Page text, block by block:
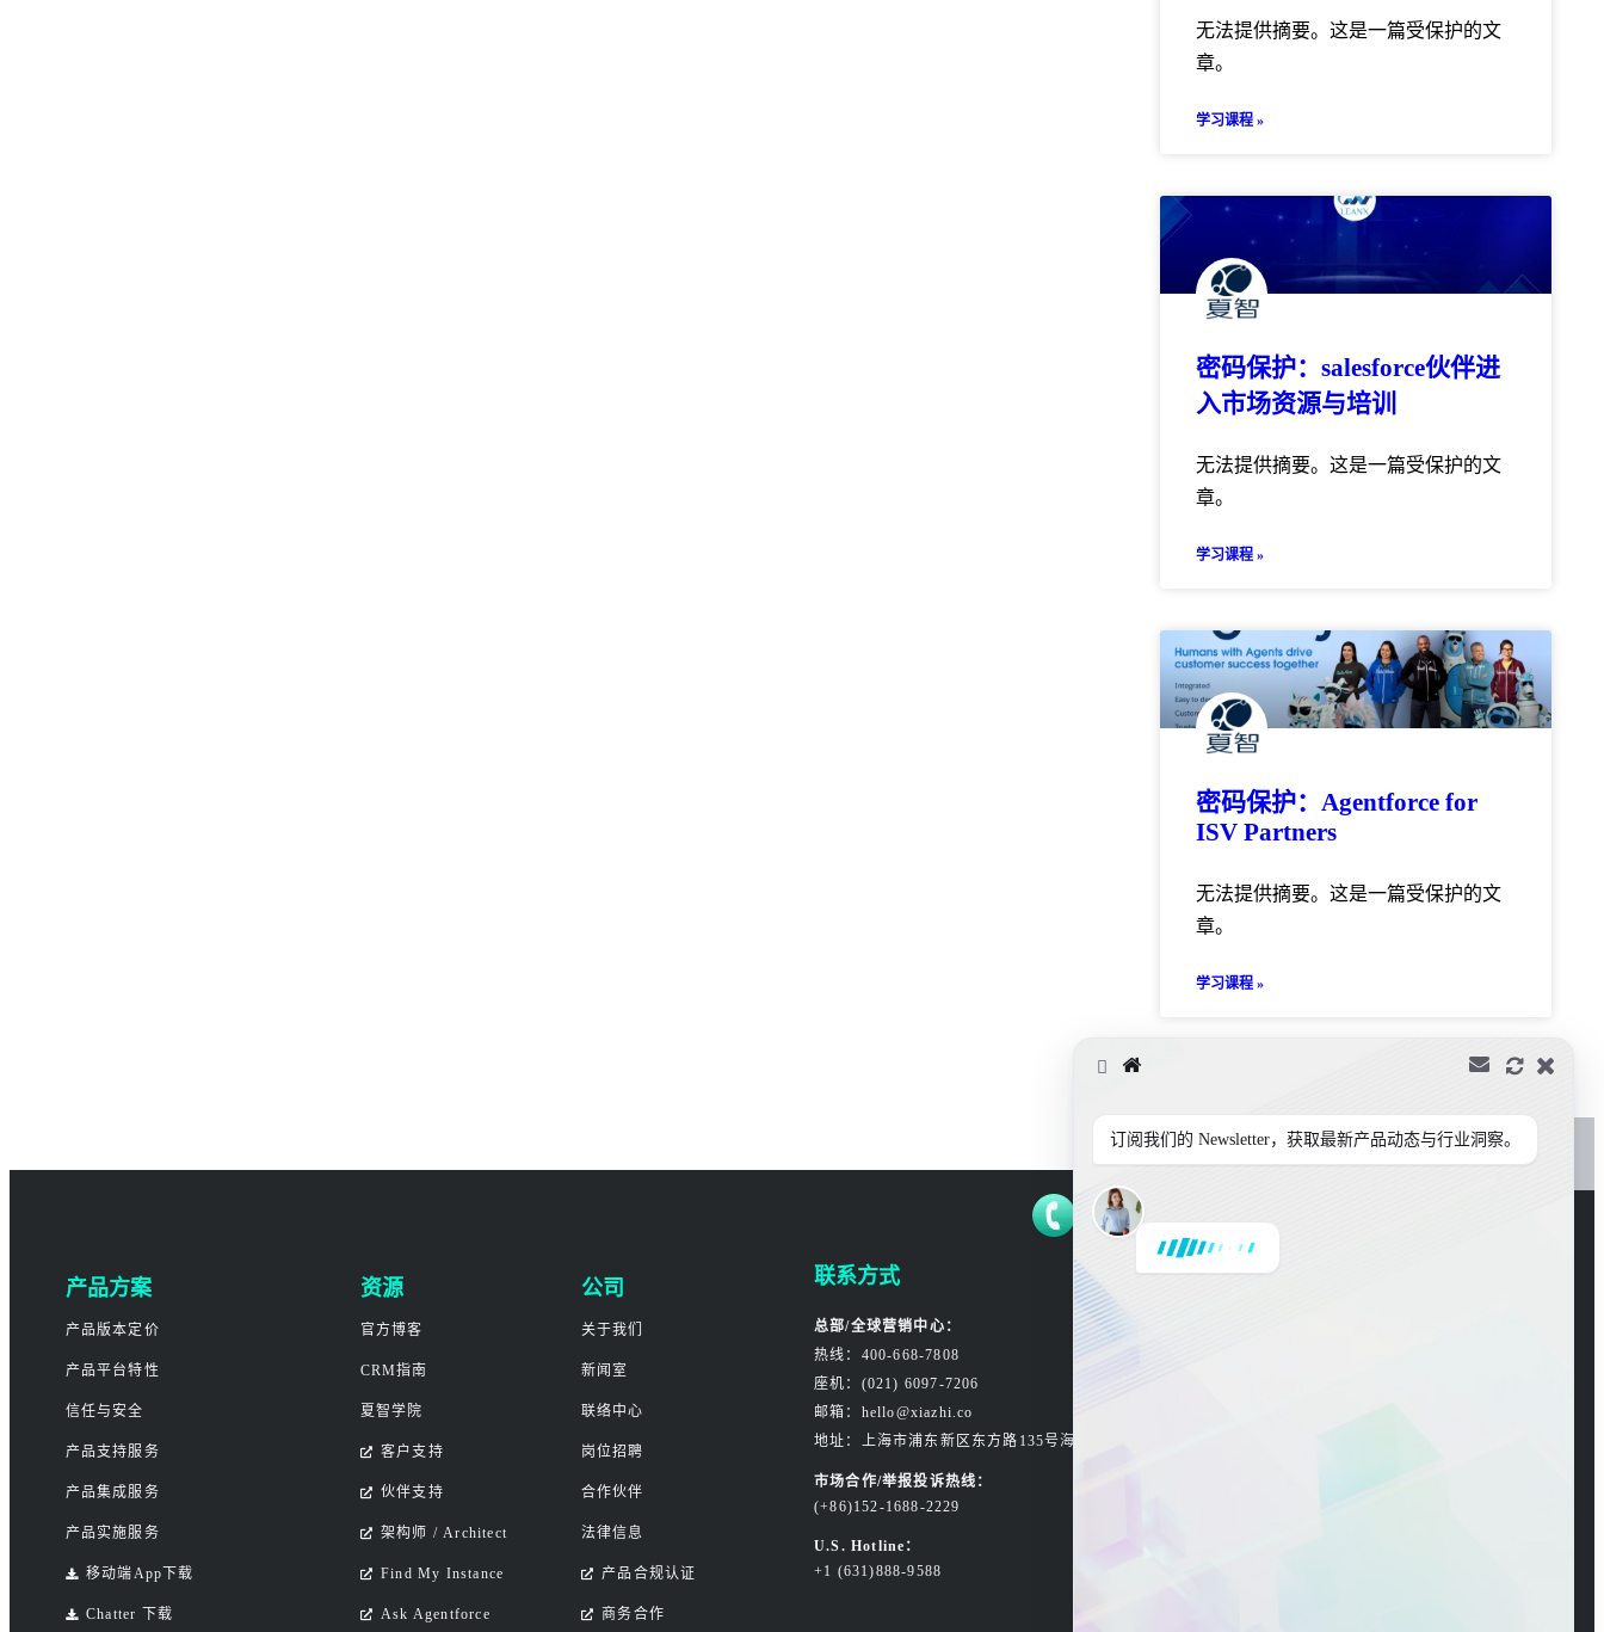
无法提供摘要。这是一篇受保护的文
章。
学习课程 »
密码保护：salesforce伙伴进
入市场资源与培训
无法提供摘要。这是一篇受保护的文
章。
学习课程 »
密码保护：Agentforce for
ISV Partners
无法提供摘要。这是一篇受保护的文
章。
学习课程 »
产品方案
产品版本定价
产品平台特性
信任与安全
产品支持服务
产品集成服务
产品实施服务
移动端App下载
Chatter 下载
资源
官方博客
CRM指南
夏智学院
客户支持
伙伴支持
架构师 / Architect
Find My Instance
Ask Agentforce
公司
关于我们
新闻室
联络中心
岗位招聘
合作伙伴
法律信息
产品合规认证
商务合作
联系方式
总部/全球营销中心：
热线：400-668-7808
座机：(021) 6097-7206
邮箱：hello@xiazhi.co
地址：上海市浦东新区东方路135号海东大楼3楼
市场合作/举报投诉热线：
(+86)152-1688-2229
U.S. Hotline：
+1 (631)888-9588
订阅我们的 Newsletter，获取最新产品动态与行业洞察。
是